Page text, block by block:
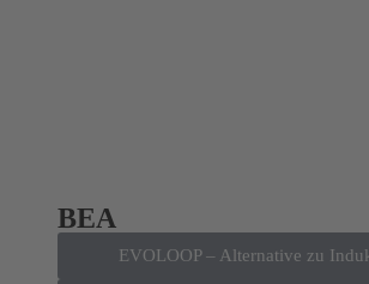
BEA
EVOLOOP – Alternative zu